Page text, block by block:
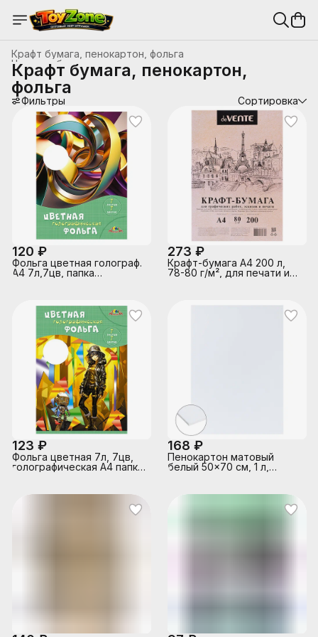
Крафт бумага, пенокартон, фольга
Цветная бумага и картон
Канцтовары, школьные принадлежности
Главная ›
Крафт бумага, пенокартон,
фольга
Фильтры Сортировка
120 ₽
Фольга цветная голограф.
А4 7л,7цв, папка
273 ₽
Крафт-бумага A4 200 л,
78-80 г/м², для печати и
123 ₽
Фольга цветная 7л, 7цв,
голографическая А4 папка
168 ₽
Пенокартон матовый
белый 50x70 см, 1 л,